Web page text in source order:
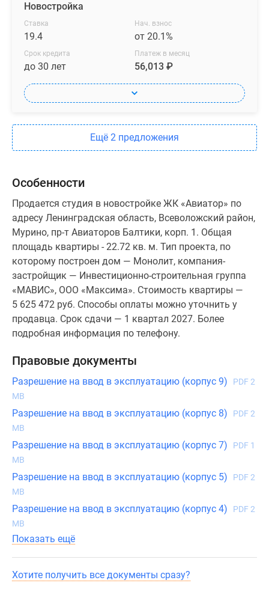
Новостройка
Ставка
19.4
Нач. взнос
от 20.1%
Срок кредита
до 30 лет
Платеж в месяц
56,013 ₽
Ещё 2 предложения
Особенности
Продается студия в новостройке ЖК «Авиатор» по
адресу Ленинградская область, Всеволожский район,
Мурино, пр-т Авиаторов Балтики, корп. 1. Общая
площадь квартиры - 22.72 кв. м. Тип проекта, по
которому построен дом — Монолит, компания-
застройщик — Инвестиционно-строительная группа
«МАВИС», ООО «Максима». Стоимость квартиры —
5 625 472 руб. Способы оплаты можно уточнить у
продавца. Срок сдачи — 1 квартал 2027. Более
подробная информация по телефону.
Правовые документы
Разрешение на ввод в эксплуатацию (корпус 9)
PDF 2
MB
Разрешение на ввод в эксплуатацию (корпус 8)
PDF 2
MB
Разрешение на ввод в эксплуатацию (корпус 7)
PDF 1
MB
Разрешение на ввод в эксплуатацию (корпус 5)
PDF 2
MB
Разрешение на ввод в эксплуатацию (корпус 4)
PDF 2
MB
Показать ещё
Хотите получить все документы сразу?